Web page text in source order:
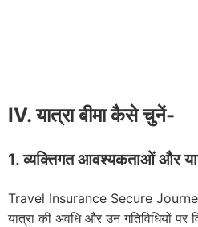
IV. यात्रा बीमा कैसे चुनें-
1. व्यक्तिगत आवश्यकताओं और
Travel Insurance Secure
यात्रा की अवधि और उन गतिविधियों पर